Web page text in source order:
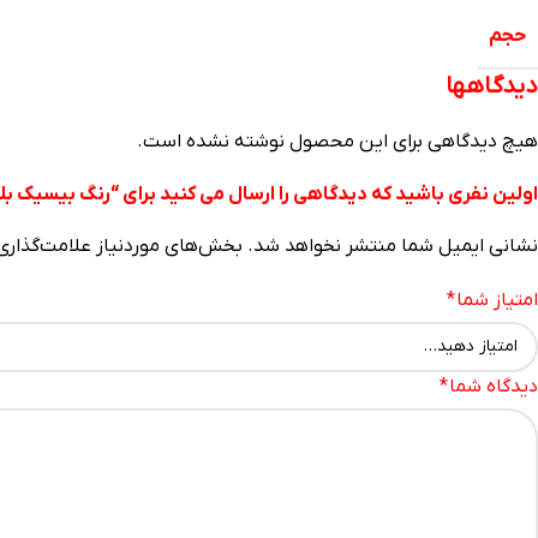
حجم
دیدگاهها
هیچ دیدگاهی برای این محصول نوشته نشده است.
اولین نفری باشید که دیدگاهی را ارسال می کنید برای “رنگ بیسیک
نشانی ایمیل شما منتشر نخواهد شد. بخش‌های موردنیاز
امتیاز شما*
دیدگاه شما*